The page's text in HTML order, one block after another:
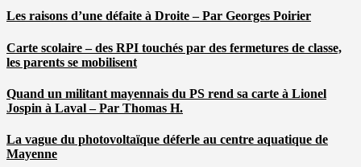
Les raisons d’une défaite à Droite – Par Georges Poirier
Carte scolaire – des RPI touchés par des fermetures de classe,
les parents se mobilisent
Quand un militant mayennais du PS rend sa carte à Lionel
Jospin à Laval – Par Thomas H.
La vague du photovoltaïque déferle au centre aquatique de
Mayenne